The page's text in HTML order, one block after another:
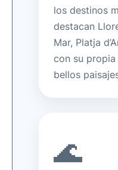
los destinos
destacan
Mar, Platja
con su
bellos
🌊